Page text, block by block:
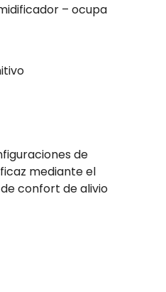
– ocupa
de
mediante el
confort de alivio